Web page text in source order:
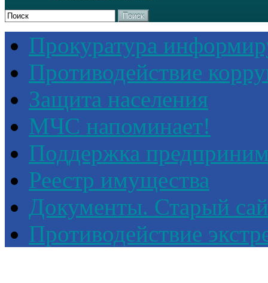
Поиск
Прокуратура
Противодействие
Защита населения
МЧС напоминает!
Поддержка
Реестр имущества
Документы. Старый
Противодействие